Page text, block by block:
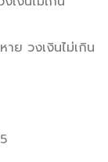
ย วงเงินไม่เกิน